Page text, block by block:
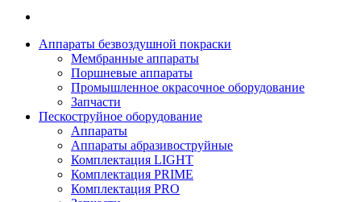
Аппараты безвоздушной покраски
Мембранные аппараты
Поршневые аппараты
Промышленное окрасочное оборудование
Запчасти
Пескоструйное оборудование
Аппараты
Аппараты абразивоструйные
Комплектация LIGHT
Комплектация PRIME
Комплектация PRO